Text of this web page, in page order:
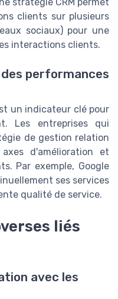
clients sur plusieurs
sociaux) pour une
interactions clients.
performances
un indicateur clé pour
Les entreprises qui
de gestion relation
d'amélioration et
Par exemple, Google
ses services
qualité de service.
liés
avec les